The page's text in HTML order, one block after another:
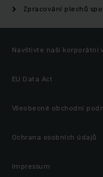
Zpracování plechů
Navštivte naši korporátní
EU Data Act
Všeobecné obchodní
Ochrana osobních údajů
Impressum